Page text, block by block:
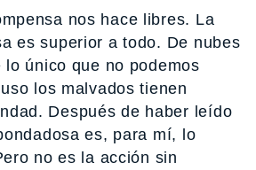
nos hace libres. La
es superior a todo. De nubes
lo único que no podemos
los malvados tienen
Después de haber leído
es, para mí, lo
no es la acción sin